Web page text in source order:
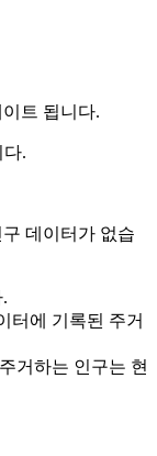
트 됩니다.
다.
데이터가 없습
터에 기록된 주거
거하는 인구는 현